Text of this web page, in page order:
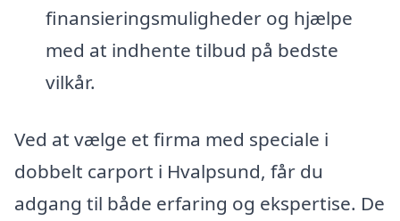
finansieringsmuligheder og hjælpe
med at indhente tilbud på bedste
vilkår.
Ved at vælge et firma med speciale i
dobbelt carport i Hvalpsund, får du
adgang til både erfaring og ekspertise. De